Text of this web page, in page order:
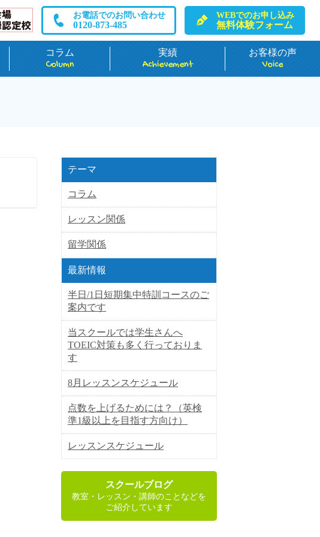
お電話でのお問い合わせ
0120-873-485
WEBでのお申し込み
無料体験フォーム
コラム
Column
実績
Achievement
お客様の声
Voice
テーマ
コラム
レッスン関係
留学関係
最新情報
半日/1日短期集中特訓コースのご
案内です
当スクールでは学生さんへ
TOEIC対策も多く行っておりま
す
8月レッスンスケジュール
点数を上げるためには？（英検
準1級以上を目指す方向け）
レッスンスケジュール
スクールブログ
教室・レッスン・講師のことなどを
ご紹介しています